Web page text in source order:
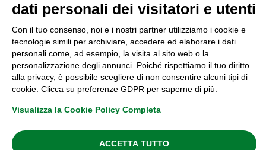
dati personali dei visitatori e utenti
Con il tuo consenso, noi e i nostri partner utilizziamo i cookie e
tecnologie simili per archiviare, accedere ed elaborare i dati
personali come, ad esempio, la visita al sito web o la
personalizzazione degli annunci. Poiché rispettiamo il tuo diritto
alla privacy, è possibile scegliere di non consentire alcuni tipi di
cookie. Clicca su preferenze GDPR per saperne di più.
Visualizza la Cookie Policy Completa
ACCETTA TUTTO